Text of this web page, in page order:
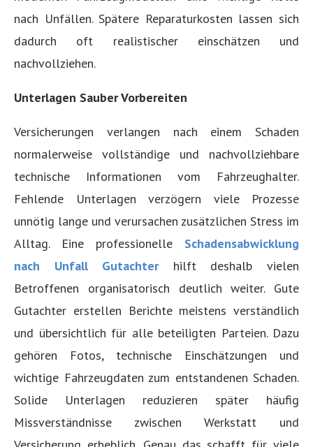
nach Unfällen. Spätere Reparaturkosten lassen sich
dadurch oft realistischer einschätzen und
nachvollziehen.
Unterlagen Sauber Vorbereiten
Versicherungen verlangen nach einem Schaden
normalerweise vollständige und nachvollziehbare
technische Informationen vom Fahrzeughalter.
Fehlende Unterlagen verzögern viele Prozesse
unnötig lange und verursachen zusätzlichen Stress im
Alltag. Eine professionelle Schadensabwicklung
nach Unfall Gutachterhilft deshalb vielen
Betroffenen organisatorisch deutlich weiter. Gute
Gutachter erstellen Berichte meistens verständlich
und übersichtlich für alle beteiligten Parteien. Dazu
gehören Fotos, technische Einschätzungen und
wichtige Fahrzeugdaten zum entstandenen Schaden.
Solide Unterlagen reduzieren später häufig
Missverständnisse zwischen Werkstatt und